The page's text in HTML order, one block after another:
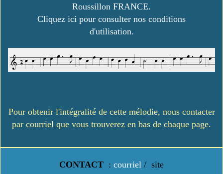
Roussillon FRANCE.
Cliquez ici pour consulter nos conditions
d'utilisation.
Pour obtenir l'intégralité de cette mélodie, nous contacter
par courriel que vous trouverez en bas de chaque page.
CONTACT : courriel / site